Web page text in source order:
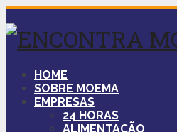
HOME
SOBRE MOEMA
EMPRESAS
24 HORAS
ALIMENTAÇÃO